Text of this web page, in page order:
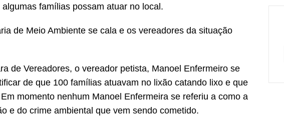
famílias possam atuar no local.
de Meio Ambiente se cala e os vereadores da situação
de Vereadores, o vereador petista, Manoel Enfermeiro se
de que 100 famílias atuavam no lixão catando lixo e que
momento nenhum Manoel Enfermeira se referiu a como a
e do crime ambiental que vem sendo cometido.